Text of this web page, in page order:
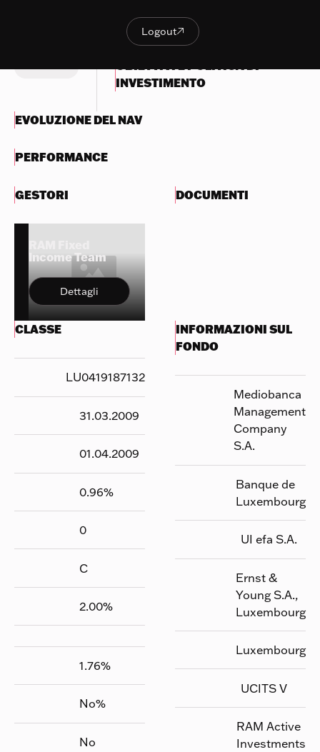
Logout
Logout
inferiore
INVESTIMENTO
EVOLUZIONE DEL NAV
PERFORMANCE
GESTORI
Income Team
Dettagli
DOCUMENTI
CLASSE
LU0419187132
31.03.2009
01.04.2009
0.96%
0
C
2.00%
1.76%
No%
No
INFORMAZIONI SUL
FONDO
Mediobanca
Management
Company
S.A.
Banque de
Luxembourg
UI efa S.A.
Ernst &
Young S.A.,
Luxembourg
Luxembourg
UCITS V
RAM Active
Investments